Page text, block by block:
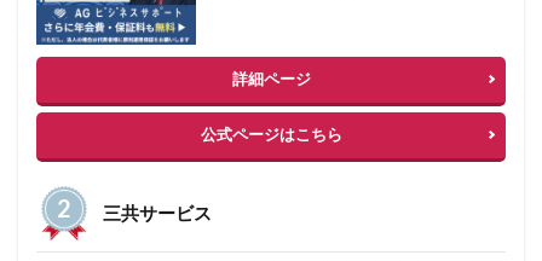
詳細ページ
公式ページはこちら
三共サービス